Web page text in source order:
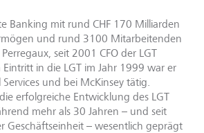
Banking mit rund CHF 170 Milliarden
und rund 3100 Mitarbeitenden
seit 2001 CFO der LGT
in die LGT im Jahr 1999 war er
und bei McKinsey tätig.
erfolgreiche Entwicklung des LGT
mehr als 30 Jahren – und seit
Geschäftseinheit – wesentlich geprägt